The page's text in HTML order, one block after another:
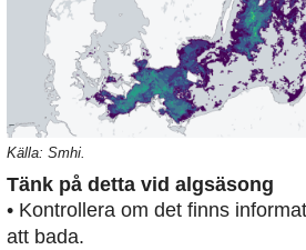
Källa: Smhi.
Tänk på detta vid algsäsong
• Kontrollera om det finns
att bada.